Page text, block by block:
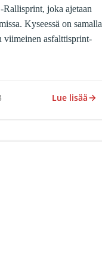
joka ajetaan
Kyseessä on samalla
viimeinen asfalttisprint-
Lue lisää